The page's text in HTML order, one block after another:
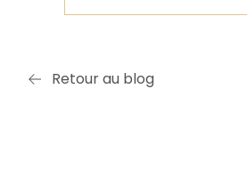
Retour au blog